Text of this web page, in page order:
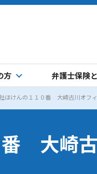
方 弁護士保険
ほけんの１１０番 大崎古川オフ
大崎